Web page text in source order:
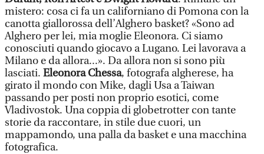
mistero: cosa ci fa un californiano di Pomona con la
canotta giallorossa dell’Alghero basket? «Sono ad
Alghero per lei, mia moglie Eleonora. Ci siamo
conosciuti quando giocavo a Lugano. Lei lavorava a
Milano e da allora...». Da allora non si sono più
lasciati. Eleonora Chessa, fotografa algherese, ha
girato il mondo con Mike, dagli Usa a Taiwan
passando per posti non proprio esotici, come
Vladivostok. Una coppia di globetrotter con tante
storie da raccontare, in stile due cuori, un
mappamondo, una palla da basket e una macchina
fotografica.